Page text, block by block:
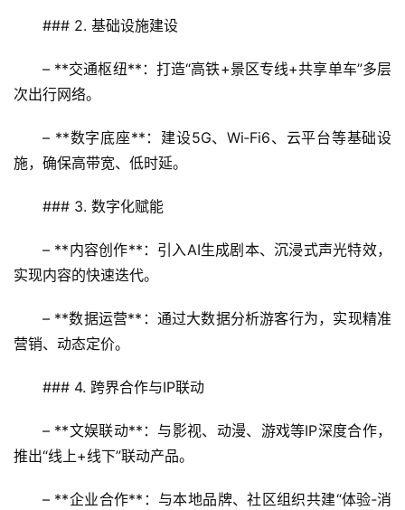
### 2. 基础设施建设
– **交通枢纽**：打造“高铁+景区专线+共享单车”多层
次出行网络。
– **数字底座**：建设5G、Wi‑Fi6、云平台等基础设
施，确保高带宽、低时延。
### 3. 数字化赋能
– **内容创作**：引入AI生成剧本、沉浸式声光特效，
实现内容的快速迭代。
– **数据运营**：通过大数据分析游客行为，实现精准
营销、动态定价。
### 4. 跨界合作与IP联动
– **文娱联动**：与影视、动漫、游戏等IP深度合作，
推出“线上+线下”联动产品。
– **企业合作**：与本地品牌、社区组织共建“体验‑消